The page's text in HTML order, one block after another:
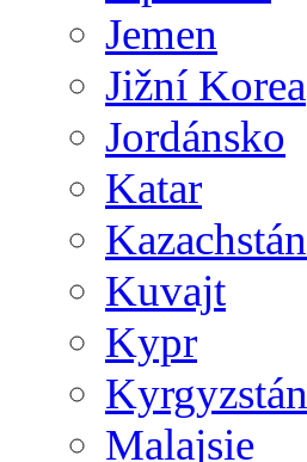
Jemen
Jižní Korea
Jordánsko
Katar
Kazachstán
Kuvajt
Kypr
Kyrgyzstán
Malajsie